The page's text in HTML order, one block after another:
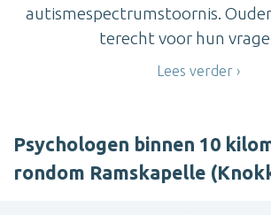
autismespectrumstoornis.
terecht voor hun
Lees verder
Psychologen binnen 10
rondom Ramskapelle